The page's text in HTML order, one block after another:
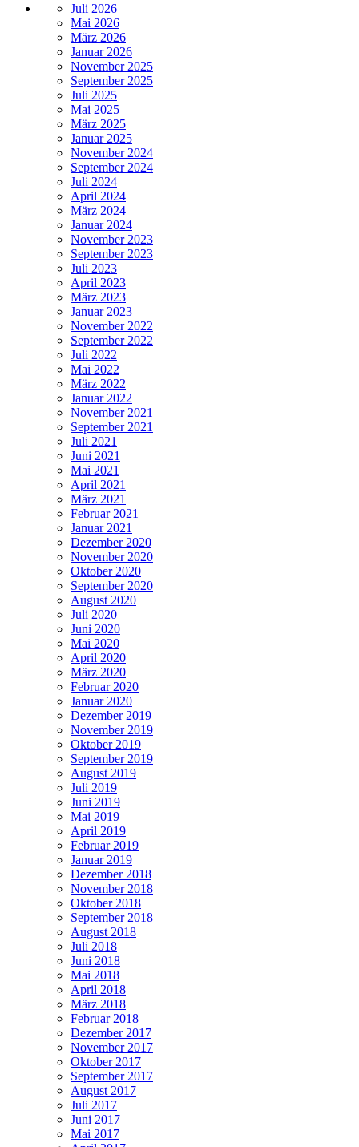
Juli 2026
Mai 2026
März 2026
Januar 2026
November 2025
September 2025
Juli 2025
Mai 2025
März 2025
Januar 2025
November 2024
September 2024
Juli 2024
April 2024
März 2024
Januar 2024
November 2023
September 2023
Juli 2023
April 2023
März 2023
Januar 2023
November 2022
September 2022
Juli 2022
Mai 2022
März 2022
Januar 2022
November 2021
September 2021
Juli 2021
Juni 2021
Mai 2021
April 2021
März 2021
Februar 2021
Januar 2021
Dezember 2020
November 2020
Oktober 2020
September 2020
August 2020
Juli 2020
Juni 2020
Mai 2020
April 2020
März 2020
Februar 2020
Januar 2020
Dezember 2019
November 2019
Oktober 2019
September 2019
August 2019
Juli 2019
Juni 2019
Mai 2019
April 2019
Februar 2019
Januar 2019
Dezember 2018
November 2018
Oktober 2018
September 2018
August 2018
Juli 2018
Juni 2018
Mai 2018
April 2018
März 2018
Februar 2018
Dezember 2017
November 2017
Oktober 2017
September 2017
August 2017
Juli 2017
Juni 2017
Mai 2017